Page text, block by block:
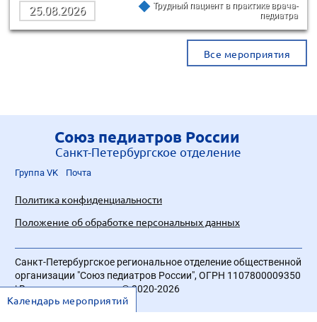
25.08.2026
Трудный пациент в практике врача-
педиатра
Все мероприятия
Союз педиатров России
Санкт-Петербургское отделение
Группа VK Почта
Политика конфиденциальности
Положение об обработке персональных данных
Санкт-Петербургское региональное отделение общественной
организации "Союз педиатров России", ОГРН 1107800009350
| Все права защищены © 2020-2026
Календарь мероприятий